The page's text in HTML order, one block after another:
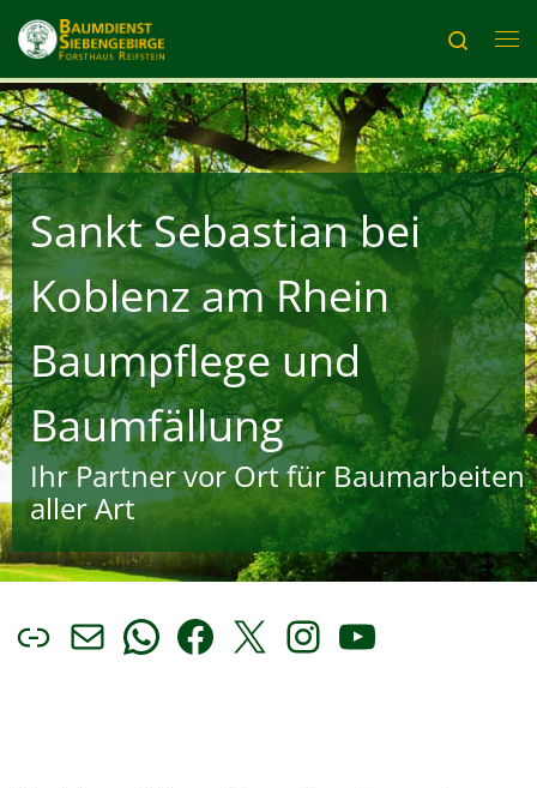
Zum Inhalt springen
Search
Sankt Sebastian bei
Koblenz am Rhein
Baumpflege und
Baumfällung
Ihr Partner vor Ort für Baumarbeiten
aller Art
LinkE-Mail
WhatsApp
Facebook
X Instagram
YouTube